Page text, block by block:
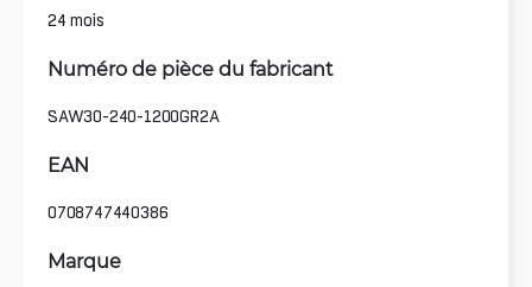
24 mois
Numéro de pièce du fabricant
SAW30-240-1200GR2A
EAN
0708747440386
Marque